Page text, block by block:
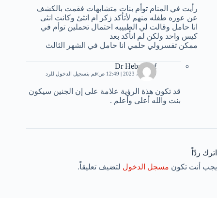
رأيت في المنام توأم بنات متشابهات فقمت بالكشف
عن عوره طفله منهم لأتأكد زكر ام انثئ وكانت انثى
انا حامل وقالت لي الطبيبه احتمال تحملين توأم في
كيس واحد ولكن لم اتأكد بعد
ممكن تفسرولي حلمي انا حامل في الشهر الثالث
Dr Heba Atef
20 أبريل، 2023 | 12:49 ص قم بتسجيل الدخول للرد
قد تكون هذة الرؤية علامة على إن الجنين سيكون
بنت والله أعلى وأعلم .
اترك ردّاً
يجب أنت تكون مسجل الدخول لتضيف تعليقاً.